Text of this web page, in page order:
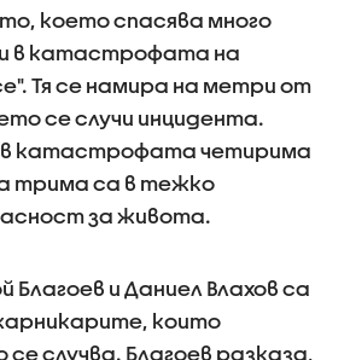
което спасява много
в катастрофата на
Тя се намира на метри от
се случи инцидента.
в катастрофата четирима
трима са в тежко
за живота.
Благоев и Даниел Влахов са
които
случва. Благоев разказа,